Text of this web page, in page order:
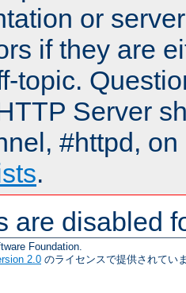
or
if they are
topic.
Server
#httpd,
.
are disabled
Foundation.
2.0 のライセンスで提供されてい